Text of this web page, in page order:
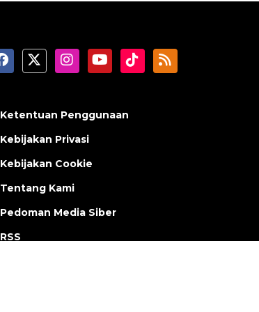
Ketentuan Penggunaan
Kebijakan Privasi
Kebijakan Cookie
Tentang Kami
Pedoman Media Siber
RSS